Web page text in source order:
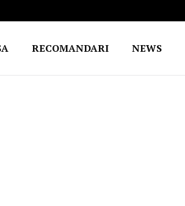
RECOMANDARI NEWS